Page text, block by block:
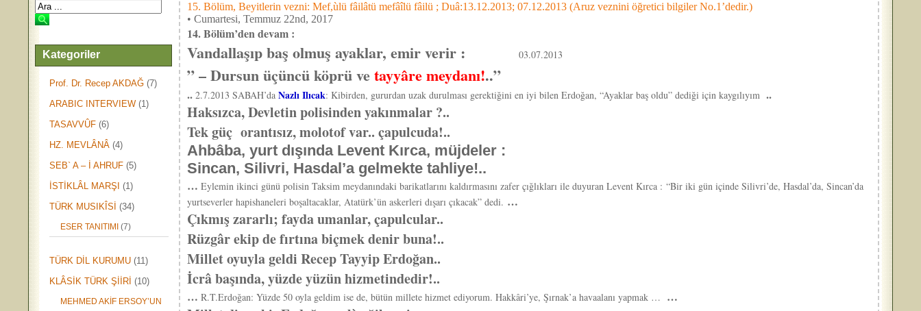
Kategoriler
Prof. Dr. Recep AKDAĞ (7)
ARABIC INTERVIEW (1)
TASAVVÛF (6)
HZ. MEVLÂNÂ (4)
SEB` A – İ AHRUF (5)
İSTİKLÂL MARŞI (1)
TÜRK MUSIKÎSİ (34)
ESER TANITIMI (7)
TÜRK DİL KURUMU (11)
KLÂSİK TÜRK ŞİİRİ (10)
MEHMED AKİF ERSOY’UN
15. Bölüm, Beyitlerin vezni: Mef,ùlü fâilâtü mefâîlü fâilü ; Duâ:13.12.2013; 07.12.2013 (Aruz veznini öğretici bilgiler No.1’dedir.)
• Cumartesi, Temmuz 22nd, 2017
14. Bölüm’den devam :
Vandallaşıp baş olmuş ayaklar, emir verir : 03.07.2013
” – Dursun üçüncü köprü vetayyâre meydanı!..”
..2.7.2013 SABAH’daNazlı Ilıcak: Kibirden, gururdan uzak durulması gerektiğini en iyi bilen Erdoğan, “Ayaklar baş oldu” dediği için kaygılıyım..
Haksızca, Devletin polisinden yakınmalar ?..
Tek güç orantısız, molotof var.. çapulcuda!..
Ahbâba, yurt dışında Levent Kırca, müjdeler :
Sincan, Silivri, Hasdal’a gelmekte tahliye!..
…Eylemin ikinci günü polisin Taksim meydanındaki barikatlarını kaldırmasını zafer çığlıkları ile duyuran Levent Kırca : “Bir iki gün içinde Silivri’de, Hasdal’da, Sincan’da
yurtseverler hapishaneleri boşaltacaklar, Atatürk’ün askerleri dışarı çıkacak” dedi. …
Çıkmış zararlı; fayda umanlar, çapulcular..
Rüzgâr ekip de fırtına biçmek denir buna!..
Millet oyuyla geldi Recep Tayyip Erdoğan..
İcrâ başında, yüzde yüzün hizmetindedir!..
…R.T.Erdoğan: Yüzde 50 oyla geldim ise de, bütün millete hizmet ediyorum. Hakkâri’ye, Şırnak’a havaalanı yapmak … …